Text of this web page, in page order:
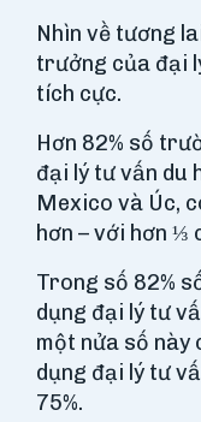
Nhìn về tương
trưởng của đại
tích cực.
Hơn 82% số
đại lý tư vấn du
Mexico và Úc,
hơn – với hơn ⅓
Trong số 82%
dụng đại lý tư
một nửa số này
dụng đại lý tư
75%.